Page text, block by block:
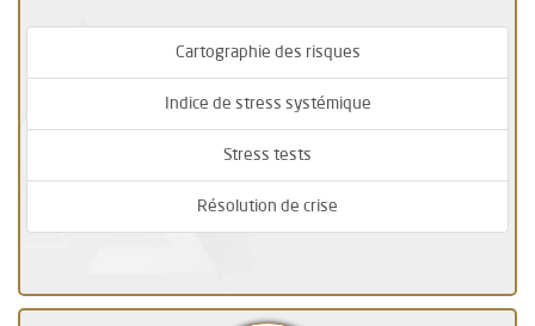
Cartographie des risques
Indice de stress systémique
Stress tests
Résolution de crise